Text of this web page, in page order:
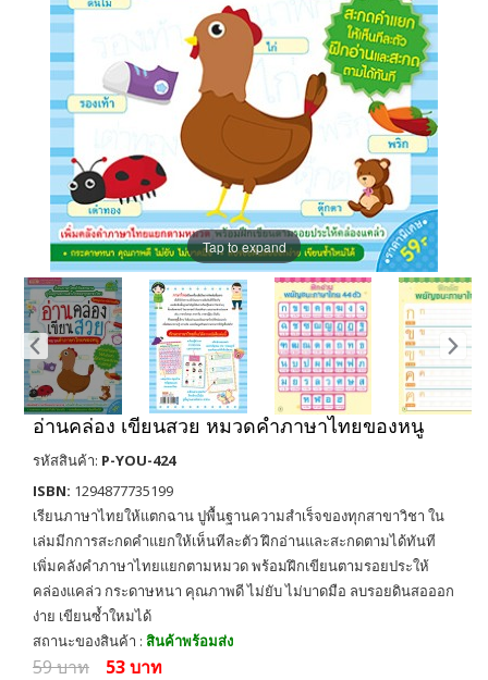
Tap to expand
อ่านคล่อง เขียนสวย หมวดคำภาษาไทยของหนู
รหัสสินค้า: P-YOU-424
ISBN: 1294877735199
เรียนภาษาไทยให้แตกฉาน ปูพื้นฐานความสำเร็จของทุกสาขาวิชา ใน
เล่มมีกการสะกดคำแยกให้เห็นทีละตัว ฝึกอ่านและสะกดตามได้ทันที
เพิ่มคลังคำภาษาไทยแยกตามหมวด พร้อมฝึกเขียนตามรอยประให้
คล่องแคล่ว กระดาษหนา คุณภาพดี ไม่ยับ ไม่บาดมือ ลบรอยดินสอออก
ง่าย เขียนซ้ำใหมได้
สถานะของสินค้า : สินค้าพร้อมส่ง
59 บาท 53 บาท